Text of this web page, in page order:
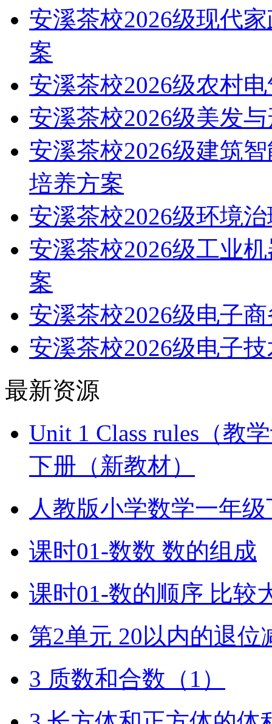
安溪茶校2026级现代
案
安溪茶校2026级农村
安溪茶校2026级美发
安溪茶校2026级建筑
培养方案
安溪茶校2026级环境
安溪茶校2026级工业
案
安溪茶校2026级电子
安溪茶校2026级电子
最新资源
Unit 1 Class rules（教
下册（新教材）
人教版小学数学一年
课时01-数数 数的组成
课时01-数的顺序 比较
第2单元 20以内的退位
3 质数和合数（1）